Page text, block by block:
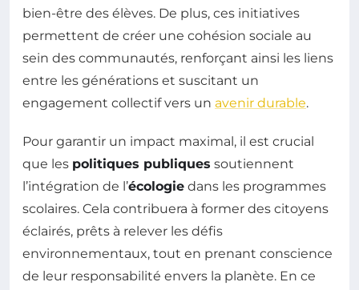
bien-être des élèves. De plus, ces initiatives
permettent de créer une cohésion sociale au
sein des communautés, renforçant ainsi les liens
entre les générations et suscitant un
engagement collectif vers un avenir durable.
Pour garantir un impact maximal, il est crucial
que les politiques publiques soutiennent
l’intégration de l’écologie dans les programmes
scolaires. Cela contribuera à former des citoyens
éclairés, prêts à relever les défis
environnementaux, tout en prenant conscience
de leur responsabilité envers la planète. En ce